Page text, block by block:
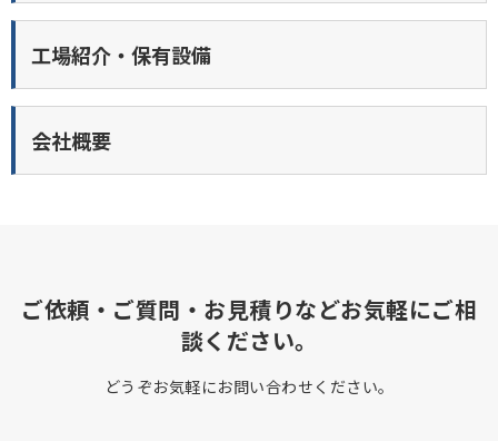
工場紹介・保有設備
会社概要
ご依頼・ご質問・お見積りなどお気軽にご相
談ください。
どうぞお気軽にお問い合わせください。